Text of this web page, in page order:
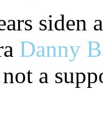
siden
Danny
not a